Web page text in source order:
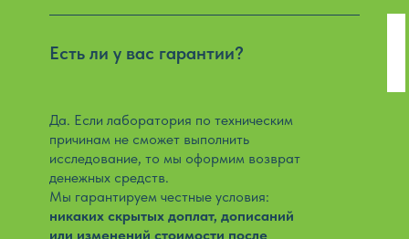
Есть ли у вас гарантии?
Да. Если лаборатория по техническим
причинам не сможет выполнить
исследование, то мы оформим возврат
денежных средств.
Мы гарантируем честные условия:
никаких скрытых доплат, дописаний
или изменений стоимости после